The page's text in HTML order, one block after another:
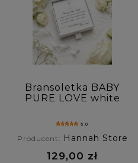
Bransoletka BABY
PURE LOVE white
księżycowy
5.0
Producent: Hannah Store
129,00 zł